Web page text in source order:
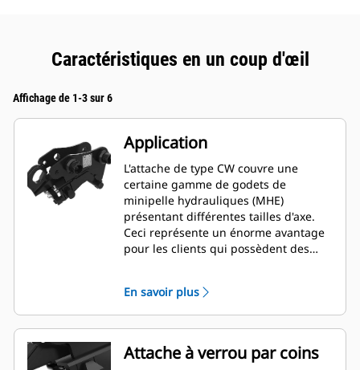
Caractéristiques en un coup d'œil
Affichage de 1-3 sur 6
Application
L'attache de type CW couvre une
certaine gamme de godets de
minipelle hydrauliques (MHE)
présentant différentes tailles d'axe.
Ceci représente un énorme avantage
pour les clients qui possèdent des
d'une souplesse d'utilisation de godet
entre plusieurs machines.
En savoir plus
Attache à verrou par coins